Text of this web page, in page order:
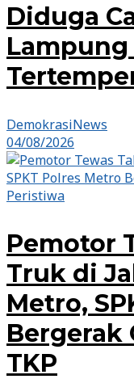
Diduga
Lampung
DemokrasiNews
04/08/2026
Peristiwa
Pemotor
Truk di
Metro,
Bergerak
TKP